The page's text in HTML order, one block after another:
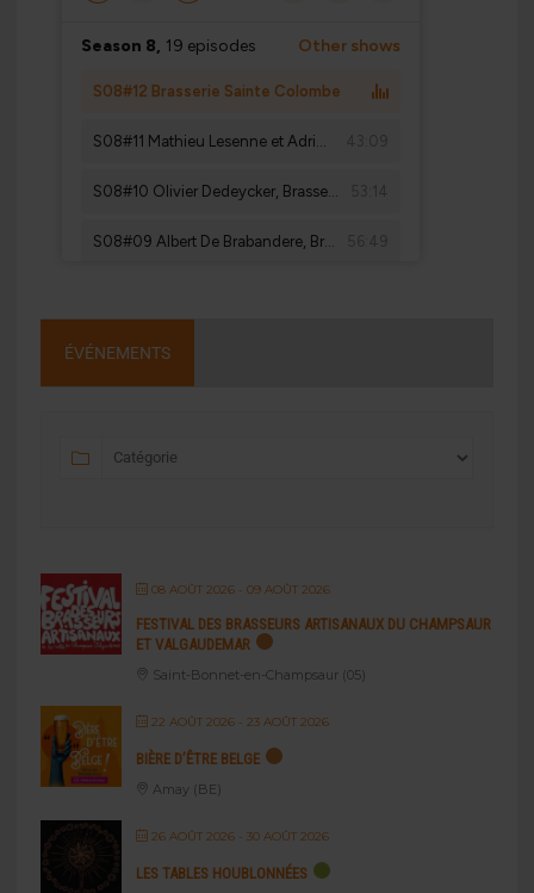
ÉVÉNEMENTS
08 AOÛT 2026- 09 AOÛT 2026
FESTIVAL DES BRASSEURS ARTISANAUX DU CHAMPSAUR
ET VALGAUDEMAR
Saint-Bonnet-en-Champsaur (05)
22 AOÛT 2026- 23 AOÛT 2026
BIÈRE D’ÊTRE BELGE
Amay (BE)
26 AOÛT 2026- 30 AOÛT 2026
LES TABLES HOUBLONNÉES